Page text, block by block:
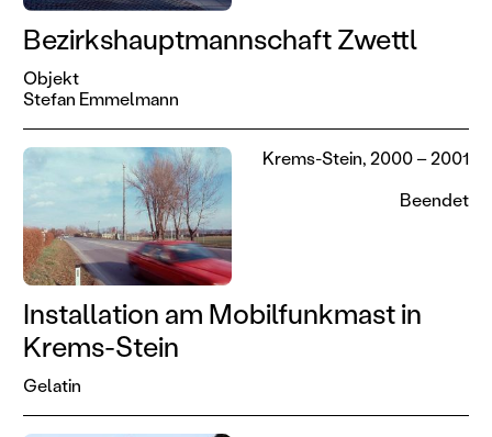
Bezirkshauptmannschaft Zwettl
Objekt
Stefan Emmelmann
Installation am Mobilfunkmast in
Krems-Stein
Gelatin
Krems-Stein, 2000 – 2001
Beendet